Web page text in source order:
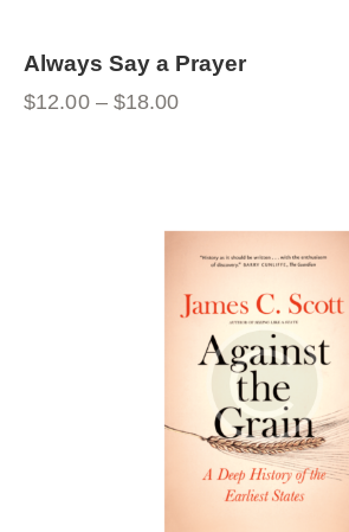
Always Say a Prayer
$12.00– $18.00